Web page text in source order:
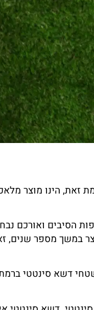
זאת, הינו מוצר
הסיבים ואורכם
במשך מספר שנים,
דשא סינטטי